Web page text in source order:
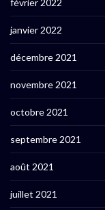
février 2022
janvier 2022
décembre 2021
novembre 2021
octobre 2021
septembre 2021
août 2021
juillet 2021